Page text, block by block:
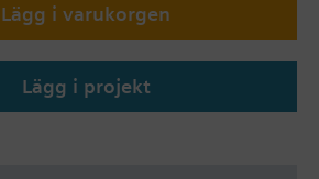
Lägg i varukorgen
Lägg i projekt